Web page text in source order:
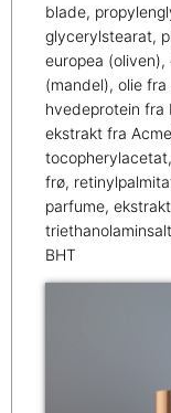
blade,
glycerylstearat,
europea
(mandel), olie
hvedeprotein fra
ekstrakt fra
frø,
parfume,
BHT